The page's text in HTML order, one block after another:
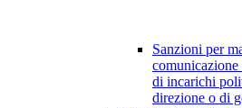
Sanzioni per
di incarichi
direzione o di